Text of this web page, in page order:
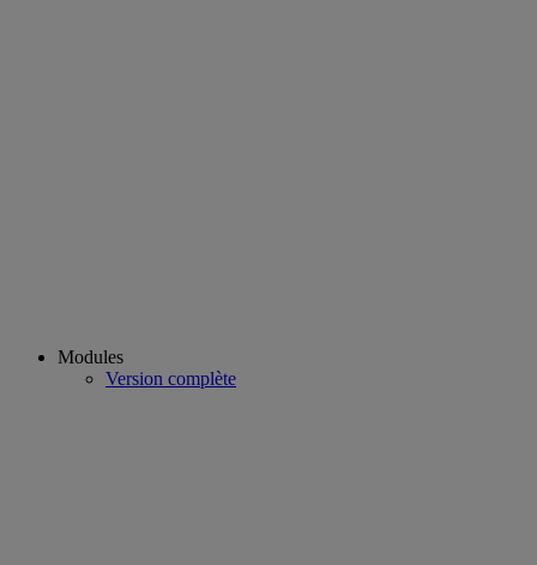
Modules
Version complète